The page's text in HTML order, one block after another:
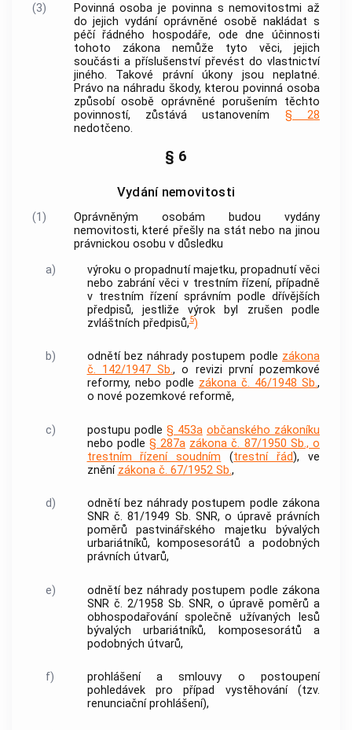
(3) Povinná osoba je povinna snemovitostmi až
do jejich vydáníoprávněné osobě nakládat s
péčí řádného hospodáře, ode dne účinnosti
tohoto zákona nemůže tyto věci, jejich
součásti a příslušenství převést do vlastnictví
jiného. Takové právní úkony jsou neplatné.
Právo na náhradu škody, kterou povinná osoba
způsobí osobě oprávněné porušením těchto
povinností, zůstává ustanovením § 28
nedotčeno.
§ 6
Vydání nemovitosti
(1) Oprávněným osobám budou vydány
nemovitosti, které přešly na stát nebo na jinou
právnickou osobu v důsledku
a)
výroku o propadnutí majetku, propadnutí věci
nebo zabrání věci v trestním řízení, případně
v trestním řízenísprávním podle dřívějších
předpisů, jestliže výrok byl zrušen podle
zvláštních předpisů,5)
b) odnětí bez náhrady postupem podle zákona
č. 142/1947 Sb., o revizi první pozemkové
reformy, nebo podle zákona č. 46/1948 Sb.,
o nové pozemkové reformě,
c) postupu podle § 453a občanského zákoníku
nebo podle § 287a zákona č. 87/1950 Sb., o
trestním řízení soudním (trestní řád), ve
znění zákona č. 67/1952 Sb.,
d)
odnětí bez náhrady postupem podle zákona
SNR č. 81/1949 Sb. SNR, o úpravě právních
poměrů pastvinářského majetku bývalých
urbariátníků, komposesorátů a podobných
právních útvarů,
e)
odnětí bez náhrady postupem podle zákona
SNR č. 2/1958 Sb. SNR, o úpravě poměrů a
obhospodařování společně užívaných lesů
bývalých urbariátníků, komposesorátů a
podobných útvarů,
f)
prohlášení a smlouvy o postoupení
pohledávek pro případ vystěhování (tzv.
renunciační prohlášení),